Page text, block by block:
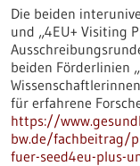
Die beiden
und „4EU+ Visiting
beiden Förderlinien
für erfahrene
https://
bw.de/fachbeitrag/
fuer-seed4eu-plus-